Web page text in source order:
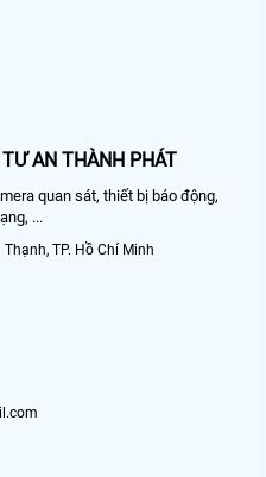
AN THÀNH PHÁT
quan sát, thiết bị báo động,
...
TP. Hồ Chí Minh